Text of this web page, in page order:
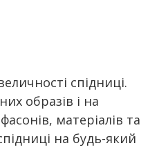
спідниці.
образів і на
матеріалів та
на будь-який